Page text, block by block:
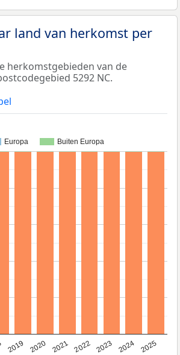
land van herkomst per
herkomstgebieden van de
5292 NC.
Europa Buiten Europa
2019 2020 2021 2022 2023 2024 2025